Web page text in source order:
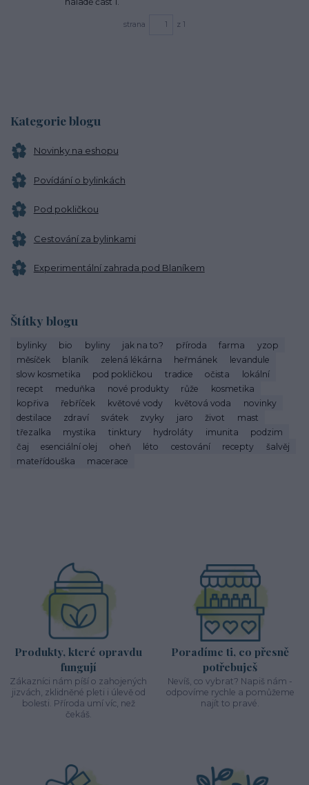
Kategorie blogu
Novinky na eshopu
Povídání o bylinkách
Pod pokličkou
Cestování za bylinkami
Experimentální zahrada pod Blaníkem
Štítky blogu
bylinky bio byliny jak na to? příroda farma
yzop
měsíček
blaník zelená lékárna heřmánek
levandule
slow kosmetika
pod pokličkou tradice očista
lokální
recept
meduňka nové produkty růže
kosmetika
kopřiva
řebříček květové vody květová voda
novinky
destilace
zdraví svátek zvyky jaro život
mast
třezalka
mystika tinktury hydroláty imunita
podzim
čaj
esenciální olej oheň léto cestování recepty
šalvěj
mateřídouška
macerace
strana z 1
Produkty, které opravdu
fungují
Zákazníci nám píší o zahojených
jizvách, zklidněné pleti i úlevě od
bolesti. Příroda umí víc, než
čekáš.
Poradíme ti, co přesně
potřebuješ
Nevíš, co vybrat? Napiš nám -
odpovíme rychle a pomůžeme
najít to pravé.